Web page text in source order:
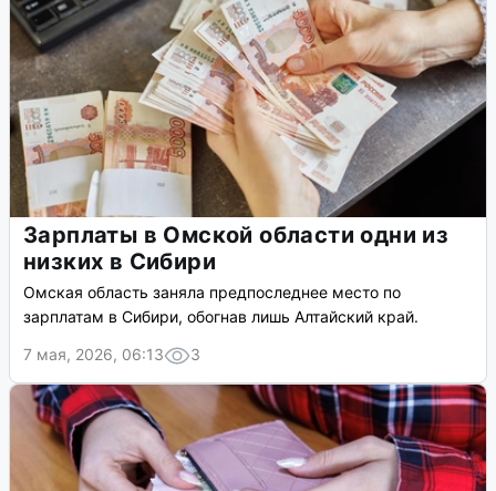
Зарплаты в Омской области одни из
низких в Сибири
Омская область заняла предпоследнее место по
зарплатам в Сибири, обогнав лишь Алтайский край.
7 мая, 2026, 06:13
3